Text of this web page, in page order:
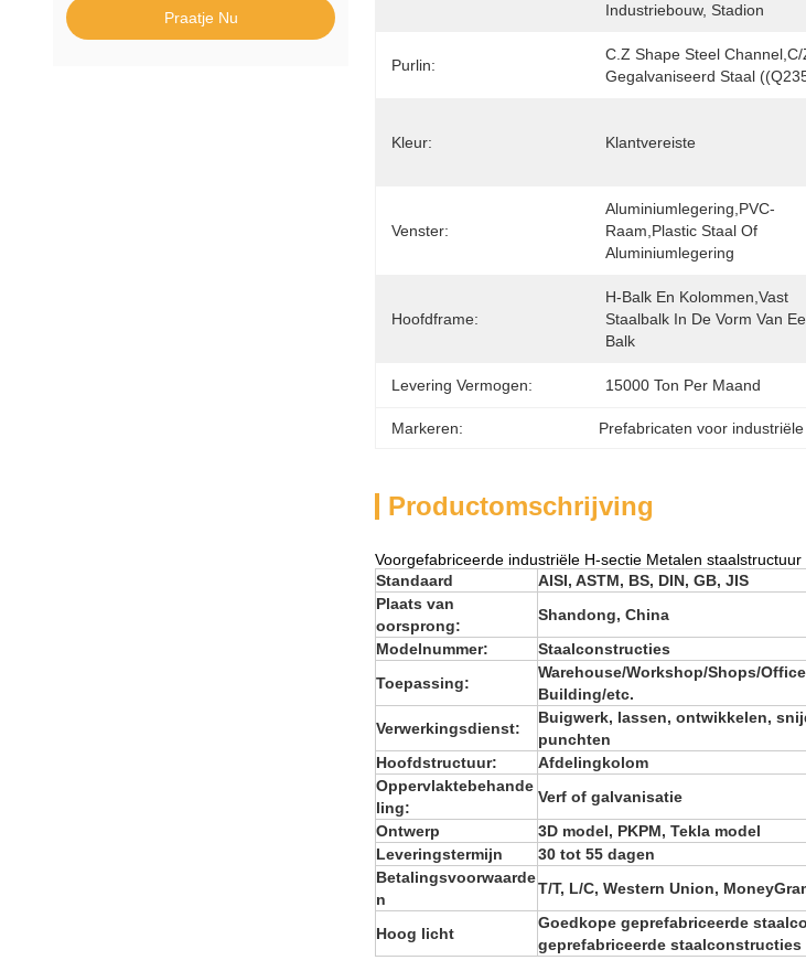
Praatje Nu
Industriebouw, Stadion
Purlin:
C.Z Shape Steel Channel,C/
Gegalvaniseerd Staal
Kleur: Klantvereiste
Venster:
Aluminiumlegering,PVC-
Raam,Plastic Staal Of
Aluminiumlegering
Hoofdframe:
H-Balk En Kolommen,vast
Staalbalk In De Vorm Van
Balk
Levering Vermogen: 15000 Ton Per Maand
Markeren: Prefabricaten voor
Productomschrijving
Voorgefabriceerde industriële H-sectie Metalen
Standaard
AISI, ASTM, BS, DIN, GB, JIS
Plaats van
oorsprong:
Shandong, China
Modelnummer:
Staalconstructies
Toepassing:
Warehouse/Workshop/Shops/Office
Building/etc.
Verwerkingsdienst:
Buigwerk, lassen, ontwikkelen,
punchten
Hoofdstructuur:
Afdelingkolom
Oppervlaktebehande
ling:
Verf of galvanisatie
Ontwerp
3D model, PKPM, Tekla model
Leveringstermijn
30 tot 55 dagen
Betalingsvoorwaarde
n
T/T, L/C, Western Union,
Hoog licht
Goedkope geprefabriceerde
geprefabriceerde staalconstructies